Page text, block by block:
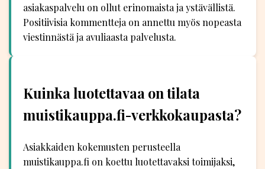
asiakaspalvelu on ollut erinomaista ja ystävällistä.
Positiivisia kommentteja on annettu myös nopeasta
viestinnästä ja avuliaasta palvelusta.
Kuinka luotettavaa on tilata
muistikauppa.fi-verkkokaupasta?
Asiakkaiden kokemusten perusteella
muistikauppa.fi on koettu luotettavaksi toimijaksi,